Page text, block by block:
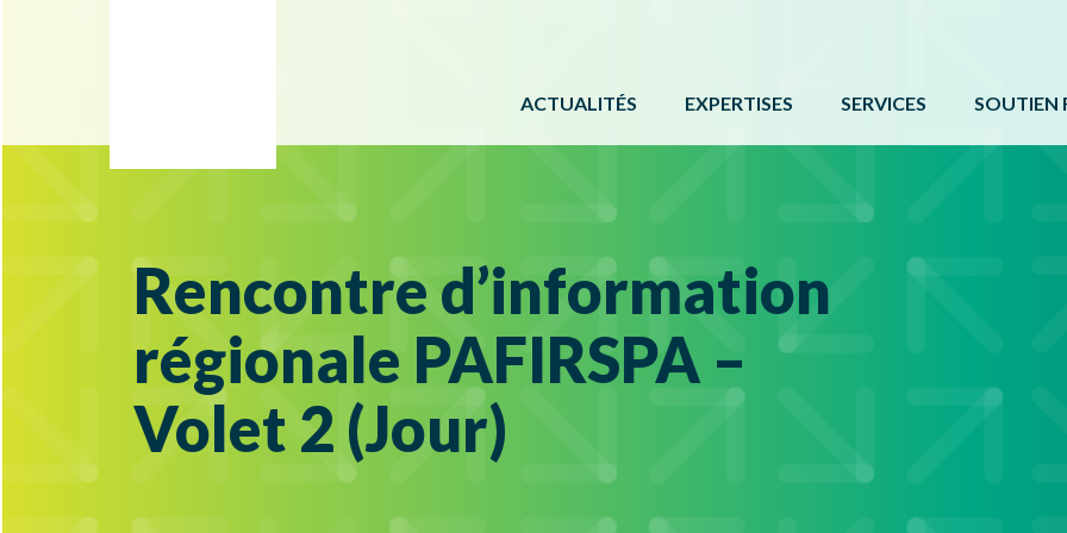
ACTUALITÉS EXPERTISES
LOISIR CULTUREL
LOISIR MUNICIPAL
SERVICES
SERVICE DE
CARTE DE SERVICES
SOUTIEN
AUTRES
Rencontre d’information
régionale PAFIRSPA –
Volet 2 (Jour)